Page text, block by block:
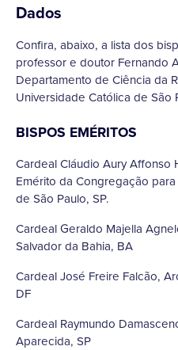
Dados
Confira, abaixo, a lista dos
professor e doutor Fernando
Departamento de Ciência da
Universidade Católica de São
BISPOS EMÉRITOS
Cardeal Cláudio Aury Affonso
Emérito da Congregação
de São Paulo, SP.
Cardeal Geraldo Majella
Salvador da Bahia, BA
Cardeal José Freire Falcão,
DF
Cardeal Raymundo
Aparecida, SP